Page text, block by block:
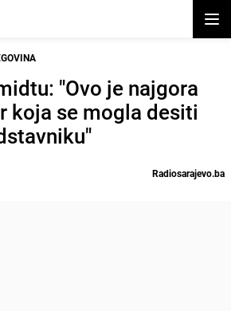
"Ovo je najgora
koja se mogla desiti
Radiosarajevo.ba